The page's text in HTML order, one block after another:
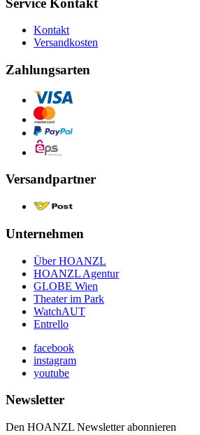
Kontakt
Versandkosten
Zahlungsarten
Versandpartner
Unternehmen
Über HOANZL
HOANZL Agentur
GLOBE Wien
Theater im Park
WatchAUT
Entrello
facebook
instagram
youtube
Newsletter
Den HOANZL Newsletter abonnieren